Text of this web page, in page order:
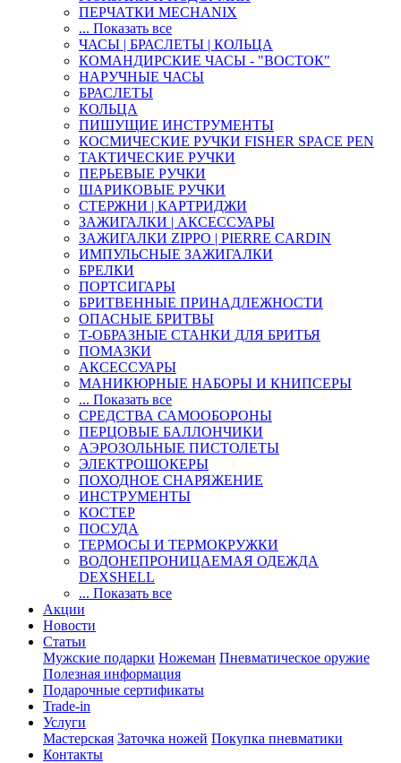
ПЕРЧАТКИ MECHANIX
... Показать все
ЧАСЫ | БРАСЛЕТЫ | КОЛЬЦА
КОМАНДИРСКИЕ ЧАСЫ - "ВОСТОК"
НАРУЧНЫЕ ЧАСЫ
БРАСЛЕТЫ
КОЛЬЦА
ПИШУЩИЕ ИНСТРУМЕНТЫ
КОСМИЧЕСКИЕ РУЧКИ FISHER SPACE PEN
ТАКТИЧЕСКИЕ РУЧКИ
ПЕРЬЕВЫЕ РУЧКИ
ШАРИКОВЫЕ РУЧКИ
СТЕРЖНИ | КАРТРИДЖИ
ЗАЖИГАЛКИ | АКСЕССУАРЫ
ЗАЖИГАЛКИ ZIPPO | PIERRE CARDIN
ИМПУЛЬСНЫЕ ЗАЖИГАЛКИ
БРЕЛКИ
ПОРТСИГАРЫ
БРИТВЕННЫЕ ПРИНАДЛЕЖНОСТИ
ОПАСНЫЕ БРИТВЫ
Т-ОБРАЗНЫЕ СТАНКИ ДЛЯ БРИТЬЯ
ПОМАЗКИ
АКСЕССУАРЫ
МАНИКЮРНЫЕ НАБОРЫ И КНИПСЕРЫ
... Показать все
СРЕДСТВА САМООБОРОНЫ
ПЕРЦОВЫЕ БАЛЛОНЧИКИ
АЭРОЗОЛЬНЫЕ ПИСТОЛЕТЫ
ЭЛЕКТРОШОКЕРЫ
ПОХОДНОЕ СНАРЯЖЕНИЕ
ИНСТРУМЕНТЫ
КОСТЕР
ПОСУДА
ТЕРМОСЫ И ТЕРМОКРУЖКИ
ВОДОНЕПРОНИЦАЕМАЯ ОДЕЖДА
DEXSHELL
... Показать все
Акции
Новости
Статьи
Мужские подарки Ножеман Пневматическое оружие
Полезная информация
Подарочные сертификаты
Trade-in
Услуги
Мастерская Заточка ножей Покупка пневматики
Контакты